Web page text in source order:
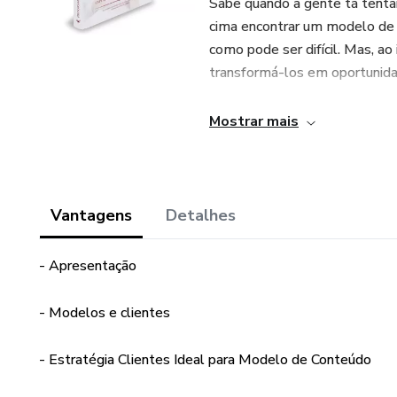
cima encontrar um modelo
como pode ser difícil. Mas,
transformá-los em
No ebook, vou te mostrar o
Minha missão é te ajudar a
Bora lá!
Mostrar mais
Vantagens Detalhes
- Apresentação
- Modelos e clientes
- Estratégia Clientes Ideal para Modelo de Conteúdo